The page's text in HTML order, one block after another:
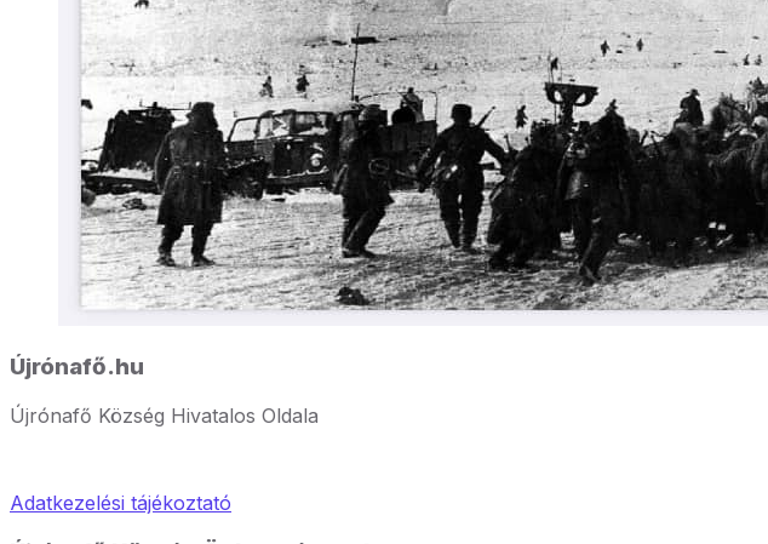
Újrónafő.hu
Újrónafő Község Hivatalos Oldala
Adatkezelési tájékoztató